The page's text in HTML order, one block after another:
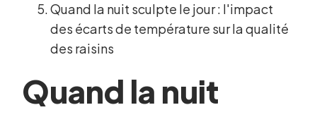
Quand la nuit sculpte le jour : l'impact
des écarts de température sur la qualité
des raisins
Quand la nuit